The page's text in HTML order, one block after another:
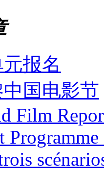
报名
国电影节
Film